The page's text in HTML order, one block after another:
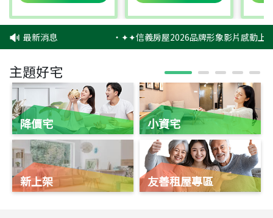
最新消息 ‧✦✦信義房屋2026品牌形象影片感動上
主題好宅
降價宅
新上架
小資宅
友善租屋專區